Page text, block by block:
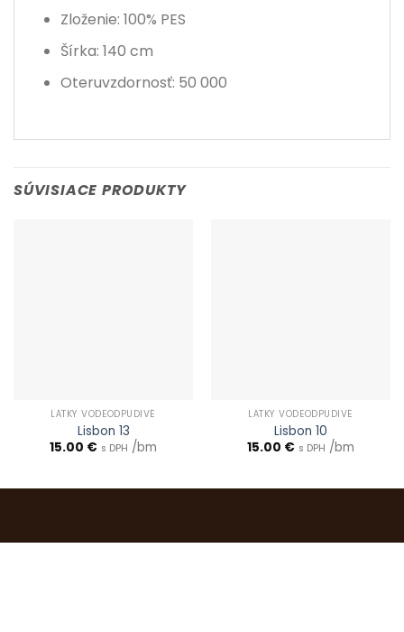
Zloženie: 100% PES
Šírka: 140 cm
Oteruvzdornosť: 50 000
SÚVISIACE PRODUKTY
LÁTKY VODEODPUDIVÉ
Lisbon 13
15.00 € s DPH /bm
LÁTKY VODEODPUDIVÉ
Lisbon 10
15.00 € s DPH /bm